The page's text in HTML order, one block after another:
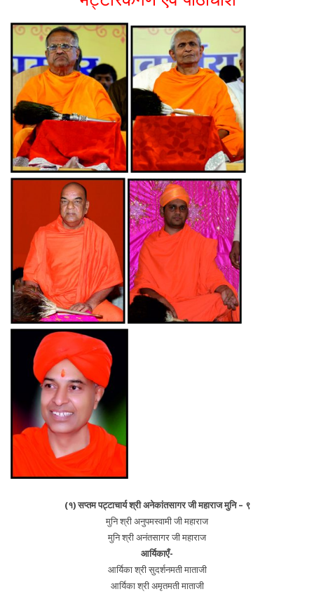
(१) सप्तम पट्टाचार्य श्री अनेकांतसागर जी महाराज मुनि – ९
मुनि श्री अनुपमस्वामी जी महाराज
मुनि श्री अनंतसागर जी महाराज
आर्यिकाएँ-
आर्यिका श्री सुदर्शनमती माताजी
आर्यिका श्री अमृतमती माताजी